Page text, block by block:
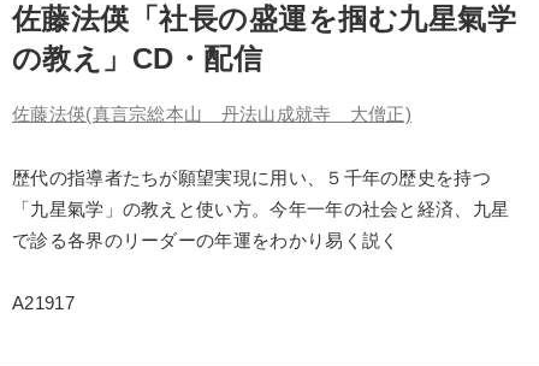
2026年夏季全国経営者セミナー収録講演ＣＤ・講演ＤＶＤ・デジ
タル版（音声／動画ストリーミング・ダウンロード）
業種
佐藤法偀「社長の盛運を掴む九星氣学
の教え」CD・配信
佐藤法偀(真言宗総本山 丹法山成就寺 大僧正)
歴代の指導者たちが願望実現に用い、５千年の歴史を持つ
「九星氣学」の教えと使い方。今年一年の社会と経済、九星
で診る各界のリーダーの年運をわかり易く説く
A21917